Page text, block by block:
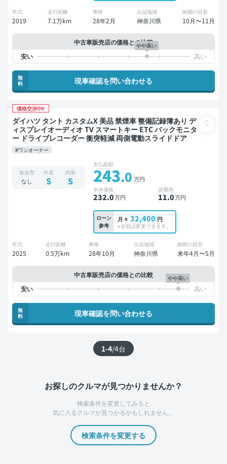
年式
2019
走行距離
7.1万km
車検
28年2月
出品地域
神奈川県
納期の目安
10月〜11月
中古車販売店の価格との比較
やや高い
無
料
現車確認を問い合わせる
価格交渉OK
ダイハツ タント カスタムX 美品 禁煙車 整備記録簿あり デ
ィスプレイオーディオ TV スマートキー ETC バックモニタ
ー ドライブレコーダー 衝突軽減 両側電動スライドドア
#ワンオーナー
板金歴
なし
外装
S
内装
S
支払総額
243.0 万円
本体価格
232.0万円
諸費用
11.0万円
ローン
参考
月々 32,400 円
※金額は変更できます。
年式
2025
走行距離
0.5万km
車検
28年10月
出品地域
神奈川県
納期の目安
来年4月〜5月
中古車販売店の価格との比較 やや高い
無
料
現車確認を問い合わせる
1-4/4台
お探しのクルマが見つかりませんか？
検索条件を変更してみると
気に入るクルマが見つかるかもしれません。
検索条件を変更する